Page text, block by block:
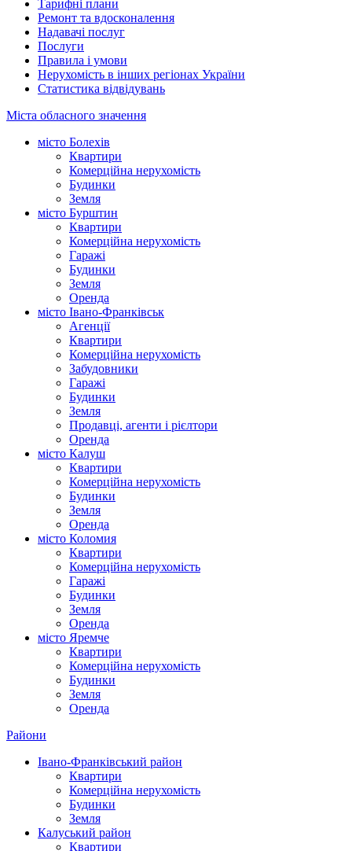
Тарифні плани
Ремонт та вдосконалення
Надавачі послуг
Послуги
Правила і умови
Нерухомість в інших регіонах України
Статистика відвідувань
Міста обласного значення
місто Болехів
Квартири
Комерційна нерухомість
Будинки
Земля
місто Бурштин
Квартири
Комерційна нерухомість
Гаражі
Будинки
Земля
Оренда
місто Івано-Франківськ
Агенції
Квартири
Комерційна нерухомість
Забудовники
Гаражі
Будинки
Земля
Продавці, агенти і рієлтори
Оренда
місто Калуш
Квартири
Комерційна нерухомість
Будинки
Земля
Оренда
місто Коломия
Квартири
Комерційна нерухомість
Гаражі
Будинки
Земля
Оренда
місто Яремче
Квартири
Комерційна нерухомість
Будинки
Земля
Оренда
Райони
Івано-Франківський район
Квартири
Комерційна нерухомість
Будинки
Земля
Калуський район
Квартири